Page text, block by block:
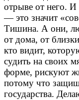
отрыве от него.
— это значит
Тишина. А они,
от дома, от
кто видит,
судить на своих
форме, рискуют
потому что
государства.